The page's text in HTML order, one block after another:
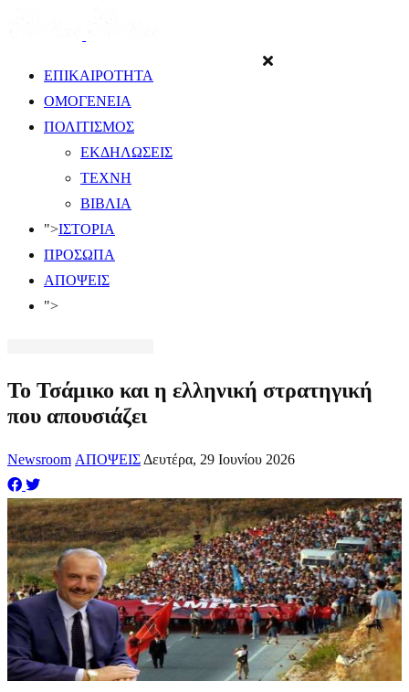
ΕΠΙΚΑΙΡΟΤΗΤΑ
ΟΜΟΓΕΝΕΙΑ
ΠΟΛΙΤΙΣΜΟΣ
ΕΚΔΗΛΩΣΕΙΣ
ΤΕΧΝΗ
ΒΙΒΛΙΑ
">ΙΣΤΟΡΙΑ
ΠΡΟΣΩΠΑ
ΑΠΟΨΕΙΣ
">
​Το Τσάμικο και η ελληνική στρατηγική
που απουσιάζει
Newsroom ΑΠΟΨΕΙΣ Δευτέρα, 29 Ιουνίου 2026